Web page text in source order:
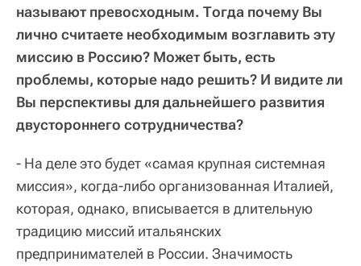
называют превосходным. Тогда почему Вы
лично считаете необходимым возглавить эту
миссию в Россию? Может быть, есть
проблемы, которые надо решить? И видите ли
Вы перспективы для дальнейшего развития
двустороннего сотрудничества?
- На деле это будет «самая крупная системная
миссия», когда-либо организованная Италией,
которая, однако, вписывается в длительную
традицию миссий итальянских
предпринимателей в России. Значимость